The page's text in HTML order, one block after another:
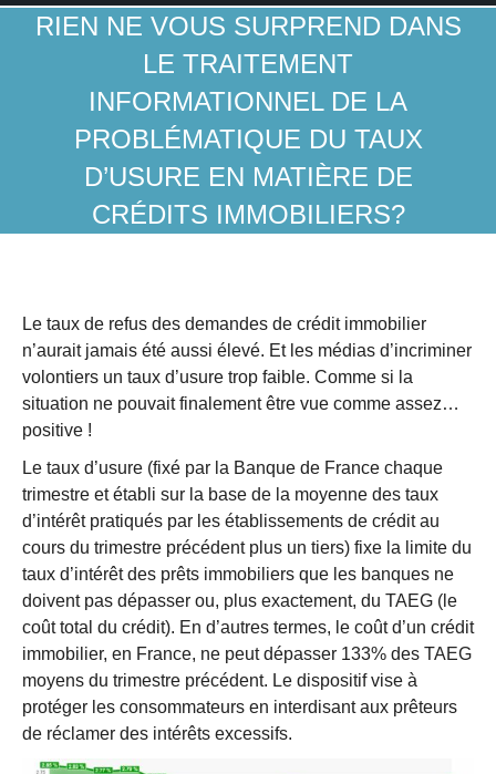
RIEN NE VOUS SURPREND DANS
LE TRAITEMENT
INFORMATIONNEL DE LA
PROBLÉMATIQUE DU TAUX
D’USURE EN MATIÈRE DE
CRÉDITS IMMOBILIERS?
Le taux de refus des demandes de crédit immobilier
n’aurait jamais été aussi élevé. Et les médias d’incriminer
volontiers un taux d’usure trop faible. Comme si la
situation ne pouvait finalement être vue comme assez…
positive !
Le taux d’usure (fixé par la Banque de France chaque
trimestre et établi sur la base de la moyenne des taux
d’intérêt pratiqués par les établissements de crédit au
cours du trimestre précédent plus un tiers) fixe la limite du
taux d’intérêt des prêts immobiliers que les banques ne
doivent pas dépasser ou, plus exactement, du TAEG (le
coût total du crédit). En d’autres termes, le coût d’un crédit
immobilier, en France, ne peut dépasser 133% des TAEG
moyens du trimestre précédent. Le dispositif vise à
protéger les consommateurs en interdisant aux prêteurs
de réclamer des intérêts excessifs.